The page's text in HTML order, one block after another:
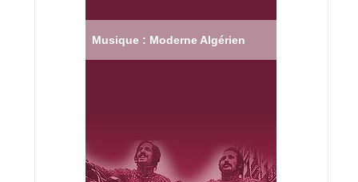
Musique : Moderne Algérien